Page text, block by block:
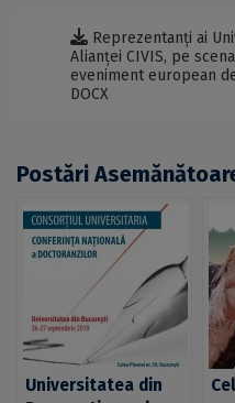
Reprezentanți ai
Alianței CIVIS, pe
eveniment european
DOCX
Postări
Universitatea din